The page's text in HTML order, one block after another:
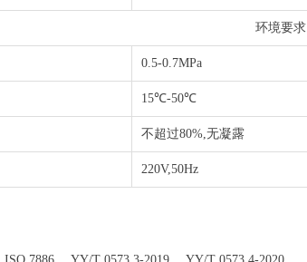
环境要求
0.5-0.7MPa
15℃-50℃
不超过80%,无凝露
220V,50Hz